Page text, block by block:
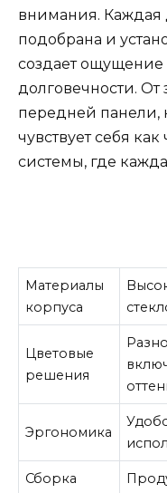
внимания. Каждая
подобрана и
создает
долговечности.
передней панели,
чувствует себя
системы, где
Материалы
корпуса
Цветовые
решения
Эргономика
Сборка